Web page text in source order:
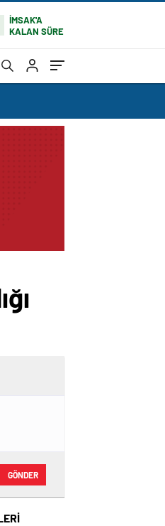
İMSAK'A
KALAN SÜRE
GÖNDER